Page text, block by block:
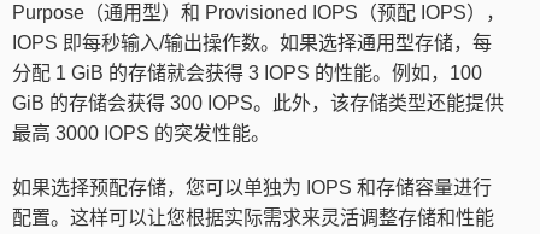
Purpose（通用型）和 Provisioned IOPS（预配 IOPS），
IOPS 即每秒输入/输出操作数。如果选择通用型存储，每
分配 1 GiB 的存储就会获得 3 IOPS 的性能。例如，100
GiB 的存储会获得 300 IOPS。此外，该存储类型还能提供
最高 3000 IOPS 的突发性能。
如果选择预配存储，您可以单独为 IOPS 和存储容量进行
配置。这样可以让您根据实际需求来灵活调整存储和性能